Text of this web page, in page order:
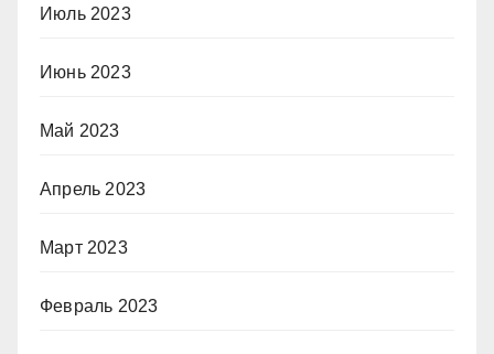
Июль 2023
Июнь 2023
Май 2023
Апрель 2023
Март 2023
Февраль 2023